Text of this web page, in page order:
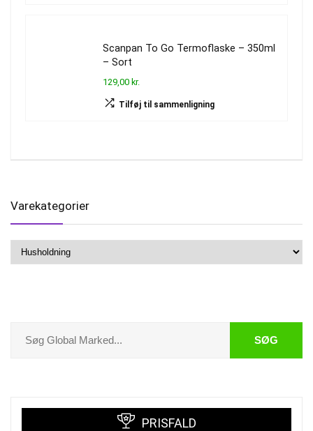
Scanpan To Go Termoflaske – 350ml
– Sort
129,00 kr.
Tilføj til sammenligning
Varekategorier
SØG
PRISFALD